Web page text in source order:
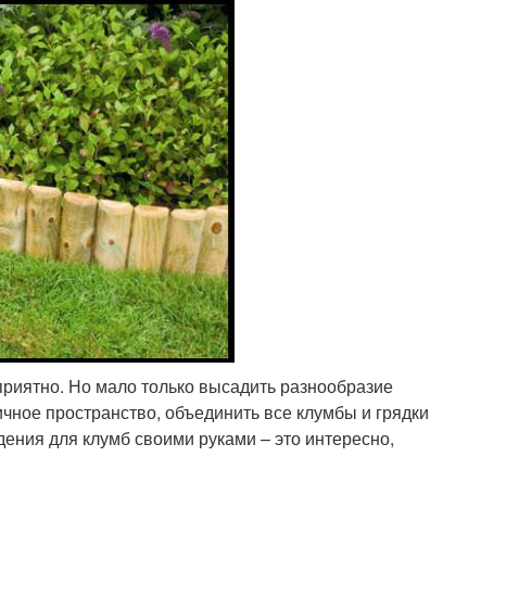
Но мало только высадить разнообразие
пространство, объединить все клумбы и грядки
для клумб своими руками – это интересно,